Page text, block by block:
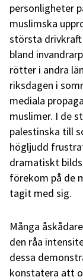
personligheter
muslimska
största
bland
rötter i andra
riksdagen i
mediala
muslimer. I de
palestinska till
högljudd
dramatiskt
förekom på de
tagit med sig.
Många
den råa
dessa
konstatera att